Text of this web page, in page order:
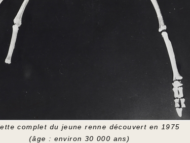
complet du jeune renne découvert en 1975
(âge : environ 30 000 ans)